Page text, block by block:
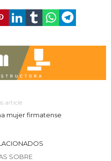
article
mujer firmatense
SOBRE